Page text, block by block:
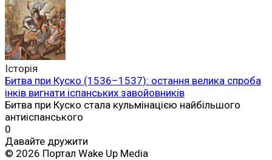
Історія
Битва при Куско (1536–1537): остання велика спроба
інків вигнати іспанських завойовників
Битва при Куско стала кульмінацією найбільшого
антиіспанського
0
Давайте дружити
© 2026 Портал Wake Up Media